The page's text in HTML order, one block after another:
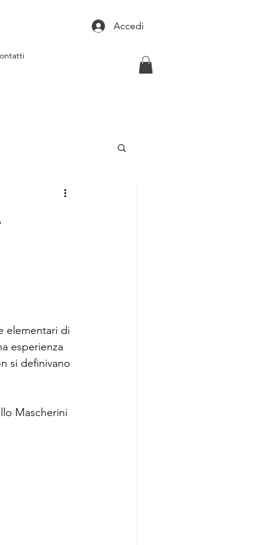
Accedi
elementari di
esperienza
si definivano
Mascherini